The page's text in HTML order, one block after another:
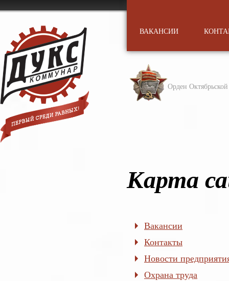
Орден
ВАКАНСИИ
Карта
Вакансии
Контакты
Новости
Охрана труда